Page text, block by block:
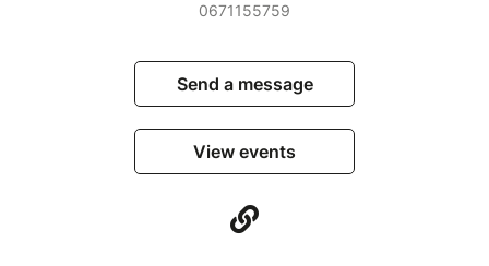
0671155759
Send a message
View events